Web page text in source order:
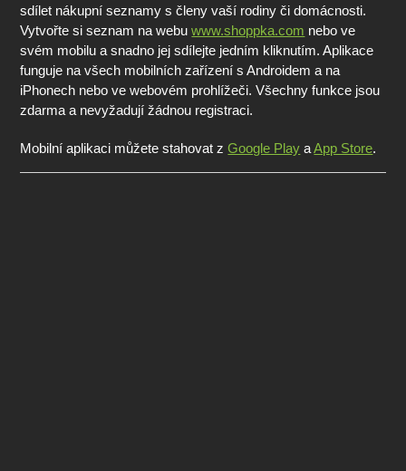
sdílet nákupní seznamy s členy vaší rodiny či domácnosti.
Vytvořte si seznam na webuwww.shoppka.com nebo ve
svém mobilu a snadno jej sdílejte jedním kliknutím. Aplikace
funguje na všech mobilních zařízení s Androidem a na
iPhonech nebo ve webovém prohlížeči. Všechny funkce jsou
zdarma a nevyžadují žádnou registraci.
Mobilní aplikaci můžete stahovat zGoogle Play aApp Store.